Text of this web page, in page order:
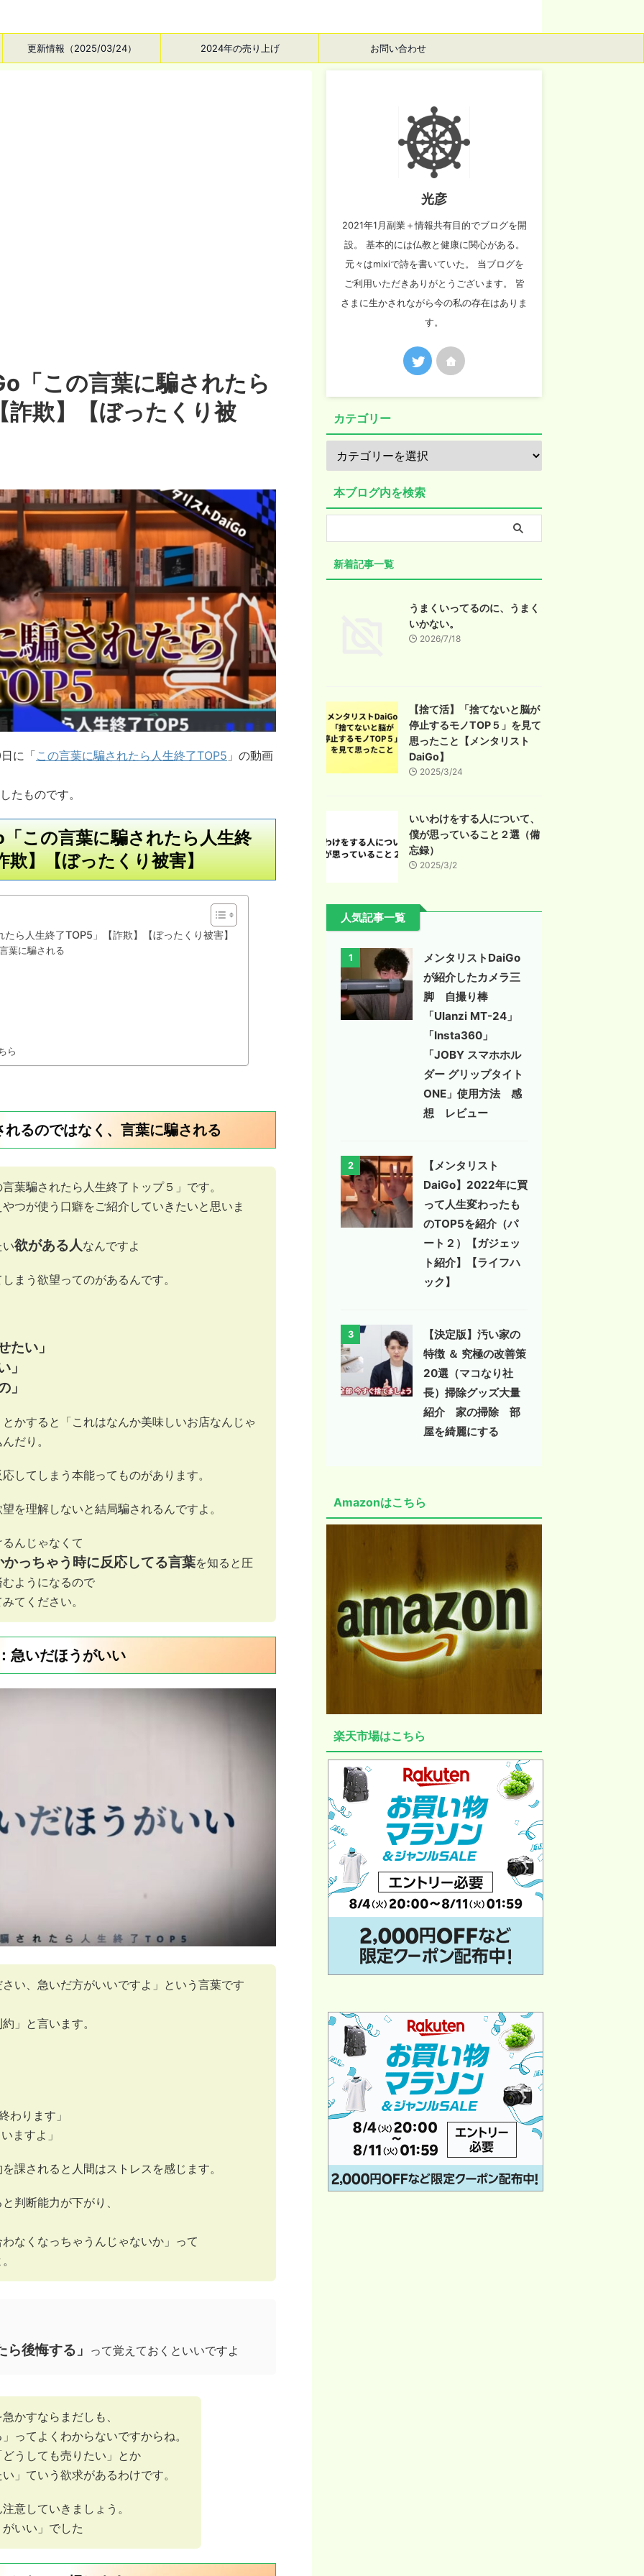
更新情報（2025/03/24） 2024年の売り上げ お問い合わせ
「この言葉に騙されたら
詐欺】【ぼったくり被
に「この言葉に騙されたら人生終了TOP5 」の動画
たものです。
この言葉に騙されたら人生終
欺】【ぼったくり被害】
ら人生終了TOP5」【詐欺】【ぼったくり被害】
葉に騙される
ら
るのではなく、言葉に騙される
葉騙されたら人生終了トップ５」です。
つが使う口癖をご紹介していきたいと思いま
欲がある人なんですよ
まう欲望ってのがあるんです。
たい」
」
」
かすると「これはなんか美味しいお店なんじゃ
だり。
してしまう本能ってものがあります。
を理解しないと結局騙されるんですよ。
んじゃなくて
っちゃう時に反応してる言葉を知ると圧
ようになるので
てください。
急いだほうがいい
い、急いだ方がいいですよ」という言葉です
」と言います。
わります」
ますよ」
課されると人間はストレスを感じます。
判断能力が下がり、
なくなっちゃうんじゃないか」って
後悔する」 って覚えておくといいですよ
かすならまだしも、
ってよくわからないですからね。
うしても売りたい」とか
」ていう欲求があるわけです。
意していきましょう。
いい」でした
光彦
2021年1月副業＋情報共有目的でブログを開
設。 基本的には仏教と健康に関心がある。
元々はmixiで詩を書いていた。 当ブログを
ご利用いただきありがとうございます。 皆
さまに生かされながら今の私の存在はありま
す。
カテゴリー
本ブログ内を検索
新着記事一覧
うまくいってるのに、うまく
いかない。
2026/7/18
【捨て活】「捨てないと脳が
停止するモノTOP５」を見て
思ったこと【メンタリスト
DaiGo】
2025/3/24
いいわけをする人について、
僕が思っていること２選（備
忘録）
2025/3/2
人気記事一覧
1
メンタリストDaiGo
が紹介したカメラ三
脚 自撮り棒
「Ulanzi MT-24」
「Insta360」
「JOBY スマホホル
ダー グリップタイト
ONE」使用方法 感
想 レビュー
2
【メンタリスト
DaiGo】2022年に買
って人生変わったも
のTOP5を紹介（パ
ート２）【ガジェッ
ト紹介】【ライフハ
ック】
3
【決定版】汚い家の
特徴 ＆ 究極の改善策
20選（マコなり社
長）掃除グッズ大量
紹介 家の掃除 部
屋を綺麗にする
Amazonはこちら
楽天市場はこちら